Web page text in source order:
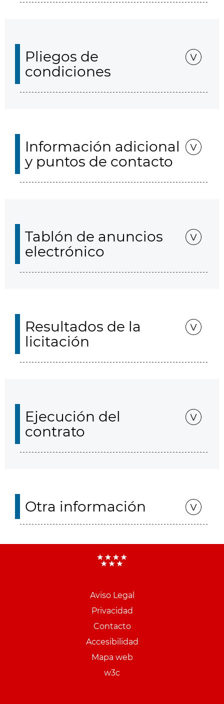
Pliegos de
condiciones
Información adicional
y puntos de contacto
Tablón de anuncios
electrónico
Resultados de la
licitación
Ejecución del
contrato
Otra información
Aviso Legal
Privacidad
Contacto
Accesibilidad
Mapa web
w3c